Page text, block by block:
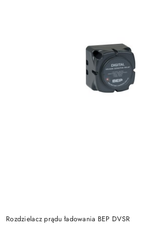
Rozdzielacz prądu ładowania BEP DVSR